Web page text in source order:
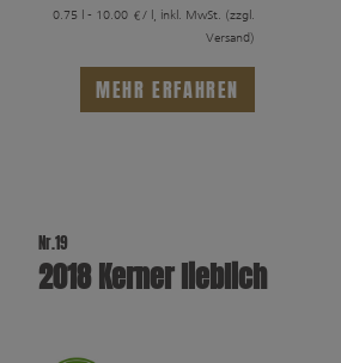
0.75 l - 10.00 €/ l, inkl. MwSt. (zzgl.
Versand)
MEHR ERFAHREN
Nr.19
2018 Kerner lieblich